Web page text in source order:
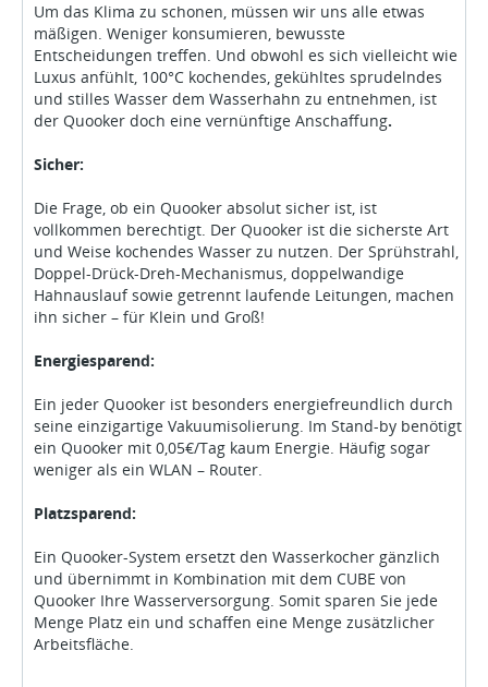
Um das Klima zu schonen, müssen wir uns alle etwas
mäßigen. Weniger konsumieren, bewusste
Entscheidungen treffen. Und obwohl es sich vielleicht wie
Luxus anfühlt, 100°C kochendes, gekühltes sprudelndes
und stilles Wasser dem Wasserhahn zu entnehmen, ist
der Quooker doch eine vernünftige Anschaffung.
Sicher:
Die Frage, ob ein Quooker absolut sicher ist, ist
vollkommen berechtigt. Der Quooker ist die sicherste Art
und Weise kochendes Wasser zu nutzen. Der Sprühstrahl,
Doppel-Drück-Dreh-Mechanismus, doppelwandige
Hahnauslauf sowie getrennt laufende Leitungen, machen
ihn sicher – für Klein und Groß!
Energiesparend:
Ein jeder Quooker ist besonders energiefreundlich durch
seine einzigartige Vakuumisolierung. Im Stand-by benötigt
ein Quooker mit 0,05€/Tag kaum Energie. Häufig sogar
weniger als ein WLAN – Router.
Platzsparend:
Ein Quooker-System ersetzt den Wasserkocher gänzlich
und übernimmt in Kombination mit dem CUBE von
Quooker Ihre Wasserversorgung. Somit sparen Sie jede
Menge Platz ein und schaffen eine Menge zusätzlicher
Arbeitsfläche.